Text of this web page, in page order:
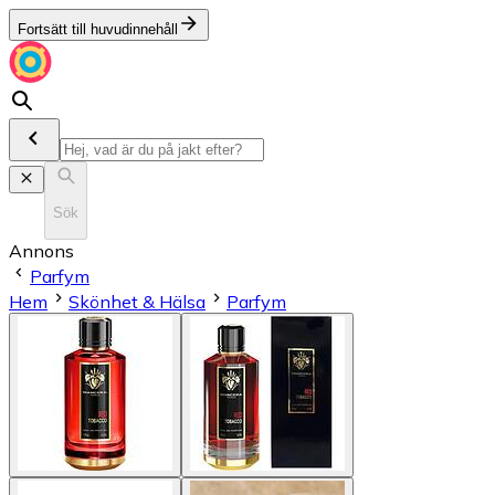
Fortsätt till huvudinnehåll
Sök
Annons
Parfym
Hem
Skönhet & Hälsa Parfym